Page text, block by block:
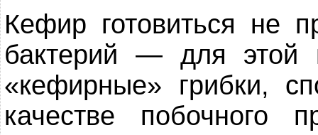
Кефир готовиться не
бактерий — для этой
«кефирные» грибки,
качестве побочного